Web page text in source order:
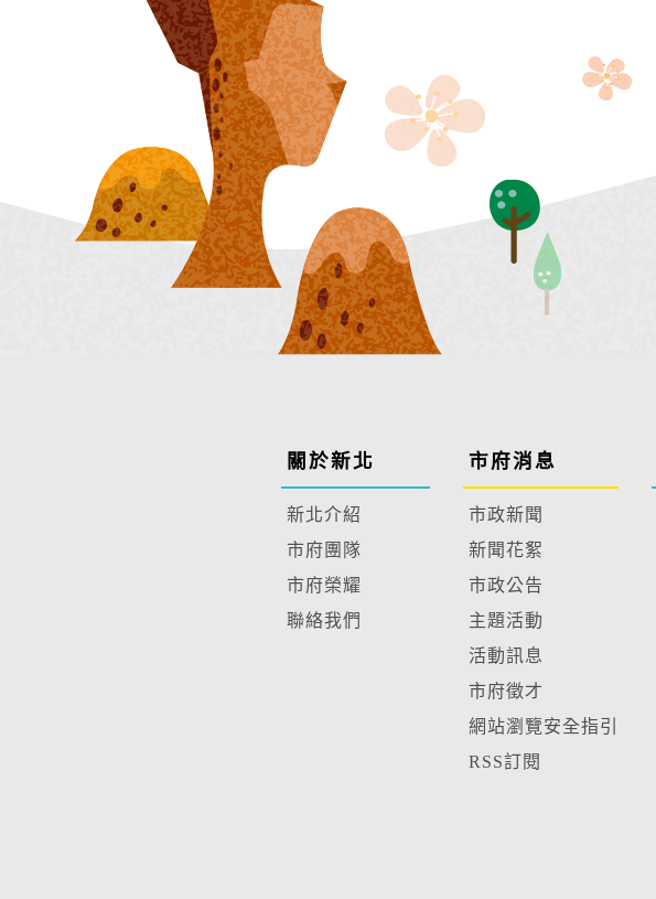
關於新北
新北介紹
市府團隊
市府榮耀
聯絡我們
市府消息
市政新聞
新聞花絮
市政公告
主題活動
活動訊息
市府徵才
網站瀏覽安全指引
RSS訂閱